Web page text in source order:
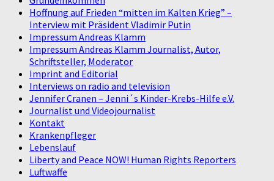
Hoffnung auf Frieden “mitten im Kalten Krieg” –
Interview mit Präsident Vladimir Putin
Impressum Andreas Klamm
Impressum Andreas Klamm Journalist, Autor,
Schriftsteller, Moderator
Imprint and Editorial
Interviews on radio and television
Jennifer Cranen – Jenni´s Kinder-Krebs-Hilfe e.V.
Journalist und Videojournalist
Kontakt
Krankenpfleger
Lebenslauf
Liberty and Peace NOW! Human Rights Reporters
Luftwaffe